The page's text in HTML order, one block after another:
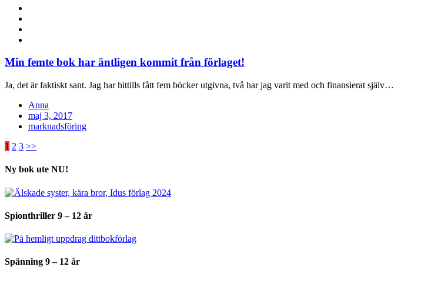
Min femte bok har äntligen kommit från förlaget!
Ja, det är faktiskt sant. Jag har hittills fått fem böcker utgivna, två har jag varit med och finansierat själv…
Anna
Posted
on
maj 3, 2017
marknadsföring
Inläggsnavigering
1 2 3 >>
Ny bok ute NU!
Spionthriller 9 – 12 år
Spänning 9 – 12 år